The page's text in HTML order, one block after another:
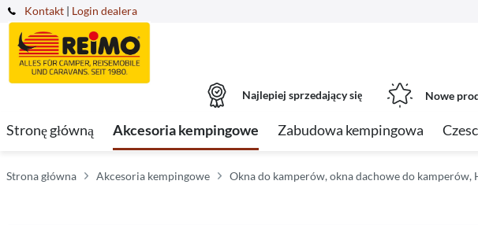
Kontakt | Login dealera
Najlepiej sprzedający się Nowe
Stronę główną Akcesoria kempingowe Zabudowa kempingowa
Strona główna Akcesoria kempingowe Okna do kamperów, okna dachowe do kamperów,